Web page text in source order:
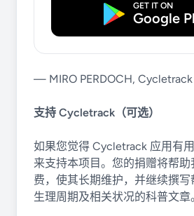
GET IT ON
Google
— MIRO PERDOCH,
支持 Cycletrack（可选）
如果您觉得 Cycletrack 应用有
来支持本项目。您的捐赠将帮
费，使其长期维护，并继续撰
生理周期及相关状况的科普文章